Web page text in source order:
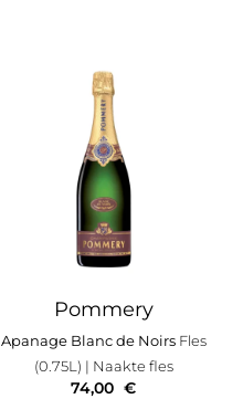
Pommery
Apanage Blanc de NoirsFles
(0.75L) | Naakte fles
74,00 €